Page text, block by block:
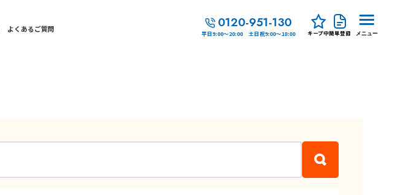
よくあるご質問 0120-951-130
平日9:00～20:00 土日祝9:00～18:00 キープ中簡単登録 メニュー